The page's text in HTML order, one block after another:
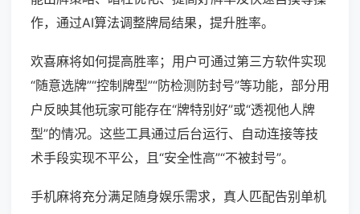
作，通过AI算法调整牌局结果，提升胜率。
欢喜麻将如何提高胜率；用户可通过第三方软件实现
“随意选牌”“控制牌型”“防检测防封号”等功能，部分用
户反映其他玩家可能存在“牌特别好”或“透视他人牌
型”的情况。这些工具通过后台运行、自动连接等技
术手段实现不平公，且“安全性高”“不被封号”。
手机麻将充分满足随身娱乐需求，真人匹配告别单机